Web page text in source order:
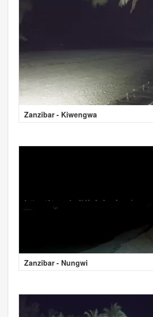
Zanzibar - Kiwengwa
Zanzibar - Nungwi